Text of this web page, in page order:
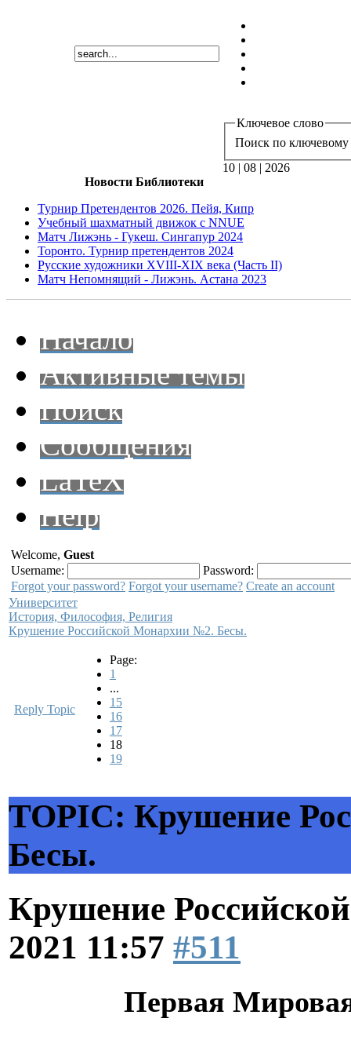
Ключевое слово
Поиск по ключевому
10 | 08 | 2026
Новости Библиотеки
Турнир Претендентов 2026. Пейя, Кипр
Учебный шахматный движок с NNUE
Матч Лижэнь - Гукеш. Сингапур 2024
Торонто. Турнир претендентов 2024
Русские художники XVIII-XIX века (Часть II)
Матч Непомнящий - Лижэнь. Астана 2023
Начало
Активные темы
Поиск
Сообщения
LaTeX
Help
Welcome, Guest
Username:
Password:
Forgot your password? Forgot your username? Create an account
Университет
История, Философия, Религия
Крушение Российской Монархии №2. Бесы.
Reply Topic
Page:
1
...
15
16
17
18
19
TOPIC: Крушение
Бесы.
Крушение
2021 11:57 #511
Первая